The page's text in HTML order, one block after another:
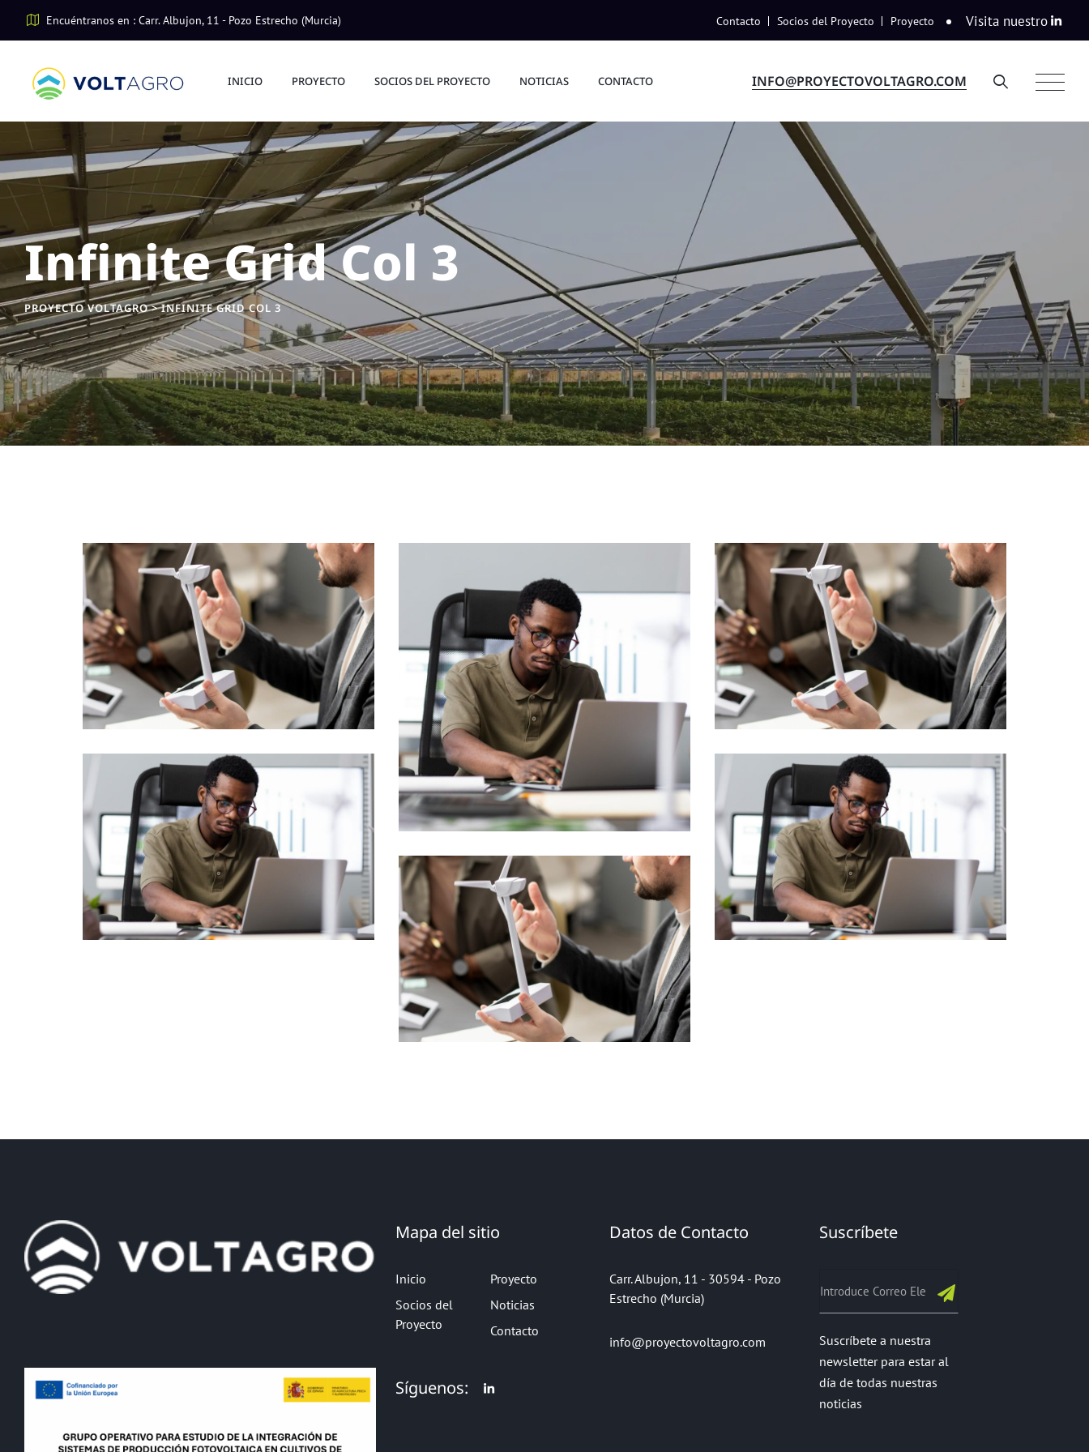
Encuéntranos en : Carr. Albujon, 11 - Pozo Estrecho (Murcia) Contacto Socios del Proyecto Proyecto Visita nuestro
INICIO PROYECTO SOCIOS DEL PROYECTO NOTICIAS CONTACTO INFO@PROYECTOVOLTAGRO.COM
Infinite Grid Col 3
PROYECTO VOLTAGRO>INFINITE GRID COL 3
Mapa del sitio
Inicio
Proyecto
Socios del
Proyecto
Noticias
Contacto
Síguenos:
Datos de Contacto
Carr. Albujon, 11 - 30594 - Pozo
Estrecho (Murcia)
info@proyectovoltagro.com
Suscríbete
Suscríbete a nuestra
newsletter para estar al
día de todas nuestras
noticias